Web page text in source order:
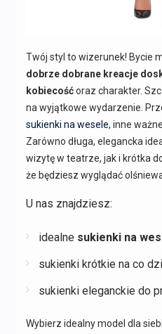
Twój styl to wizerunek! Bycie
dobrze dobrane kreacje
kobiecośćoraz charakter.
na wyjątkowe wydarzenie.
sukienki na wesele, inne
Zarówno długa, elegancka
wizytę w teatrze, jak i krótka
że będziesz wyglądać
U nas znajdziesz:
idealne sukienki na
sukienki krótkie na co
sukienki eleganckie do
Wybierz idealny model dla